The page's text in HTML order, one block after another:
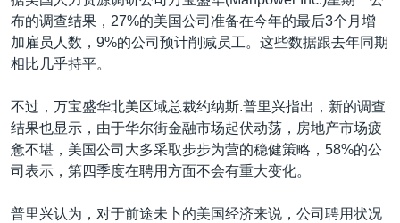
布的调查结果，27%的美国公司准备在今年的最后3个月增
加雇员人数，9%的公司预计削减员工。这些数据跟去年同期
相比几乎持平。
不过，万宝盛华北美区域总裁约纳斯.普里兴指出，新的调查
结果也显示，由于华尔街金融市场起伏动荡，房地产市场疲
惫不堪，美国公司大多采取步步为营的稳健策略，58%的公
司表示，第四季度在聘用方面不会有重大变化。
普里兴认为，对于前途未卜的美国经济来说，公司聘用状况